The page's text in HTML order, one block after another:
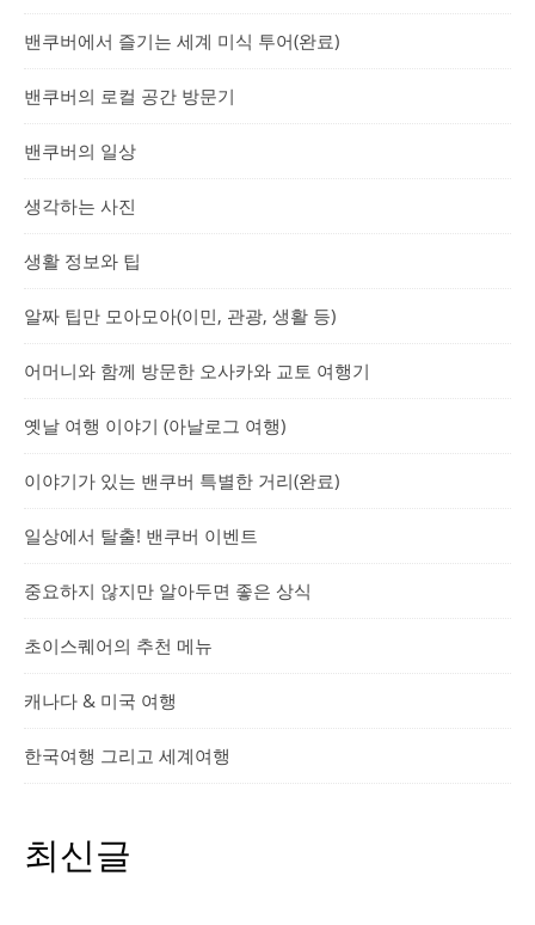
밴쿠버에서 즐기는 세계 미식 투어(완료)
밴쿠버의 로컬 공간 방문기
밴쿠버의 일상
생각하는 사진
생활 정보와 팁
알짜 팁만 모아모아(이민, 관광, 생활 등)
어머니와 함께 방문한 오사카와 교토 여행기
옛날 여행 이야기 (아날로그 여행)
이야기가 있는 밴쿠버 특별한 거리(완료)
일상에서 탈출! 밴쿠버 이벤트
중요하지 않지만 알아두면 좋은 상식
초이스퀘어의 추천 메뉴
캐나다 & 미국 여행
한국여행 그리고 세계여행
최신글